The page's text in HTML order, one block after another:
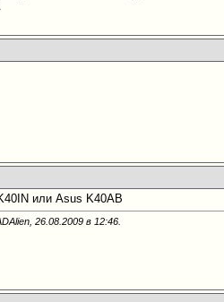
или Asus K40AB
26.08.2009 в 12:46